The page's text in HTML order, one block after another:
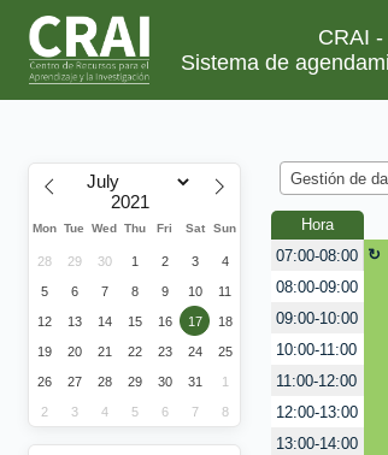
CRAI -
Sistema de
Mon Tue Wed Thu Fri Sat Sun
28 29 30 1 2 3 4
5 6 7 8 9 10 11
12 13 14 15 16 17 18
19 20 21 22 23 24 25
26 27 28 29 30 31 1
2 3 4 5 6 7 8
Gestión de
Hora
07:00-08:00
08:00-09:00
09:00-10:00
10:00-11:00
11:00-12:00
12:00-13:00
13:00-14:00